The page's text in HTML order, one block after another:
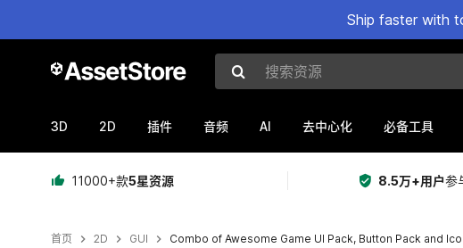
Ship faster with
搜索资源
3D 2D 插件 音频 AI 去中心化 必备工具
11000+款5星资源 8.5万+用户参
首页 2D GUI Combo of Awesome Game UI Pack, Button Pack and